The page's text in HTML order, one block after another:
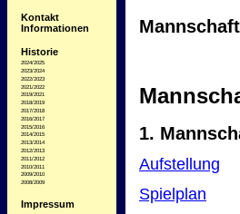
Kontakt
Informationen
Historie
2024/2025
2023/2024
2022/2023
2021/2022
2019/2021
2018/2019
2017/2018
2016/2017
2015/2016
2014/2015
2013/2014
2012/2013
2011/2012
2010/2011
2009/2010
2008/2009
Impressum
1.
Aufstellung
Spielplan